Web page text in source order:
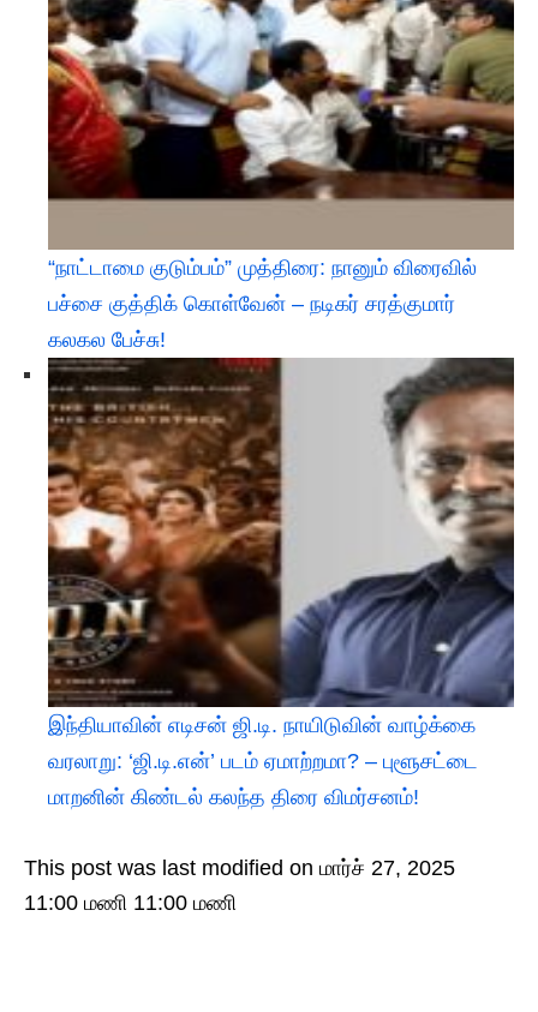
“நாட்டாமை குடும்பம்” முத்திரை: நானும் விரைவில்
பச்சை குத்திக் கொள்வேன் – நடிகர் சரத்குமார்
கலகல பேச்சு!
இந்தியாவின் எடிசன் ஜி.டி. நாயிடுவின் வாழ்க்கை
வரலாறு: ‘ஜி.டி.என்’ படம் ஏமாற்றமா? – புளூசட்டை
மாறனின் கிண்டல் கலந்த திரை விமர்சனம்!
This post was last modified on மார்ச் 27, 2025
11:00 மணி 11:00 மணி